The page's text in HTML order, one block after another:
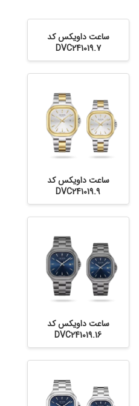
ساعت داویکس کد
DVC241019.7
ساعت داویکس کد
DVC241019.9
ساعت داویکس کد
DVC241019.16